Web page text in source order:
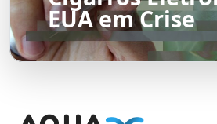
EUA em Crise